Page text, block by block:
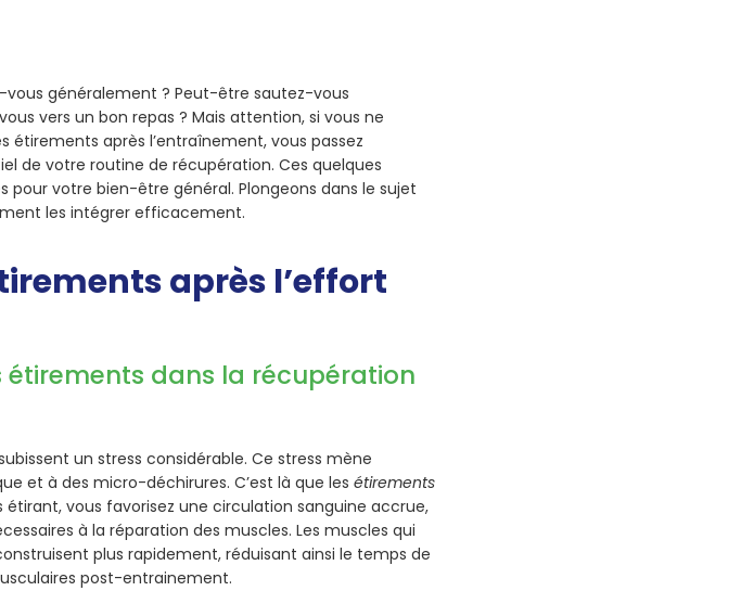
généralement ? Peut-être sautez-vous
vers un bon repas ? Mais attention, si vous ne
étirements après l’entraînement, vous passez
de votre routine de récupération. Ces quelques
pour votre bien-être général. Plongeons dans le sujet
les intégrer efficacement.
après l’effort
dans la récupération
un stress considérable. Ce stress mène
et à des micro-déchirures. C’est là que lesétirements
étirant, vous favorisez une circulation sanguine accrue,
à la réparation des muscles. Les muscles qui
plus rapidement, réduisant ainsi le temps de
post-entrainement.